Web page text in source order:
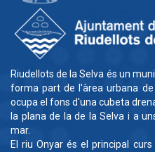
Riudellots de la Selva és un
forma part de l'àrea urbana de
ocupa el fons d'una cubeta
la plana de la de la Selva i a
mar.
El riu Onyar és el principal